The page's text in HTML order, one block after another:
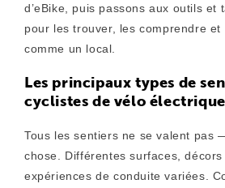
d’eBike, puis passons aux outils et
pour les trouver, les comprendre
comme un local.
Les principaux types de
cyclistes de vélo
Tous les sentiers ne se valent pas
chose. Différentes surfaces,
expériences de conduite variées.